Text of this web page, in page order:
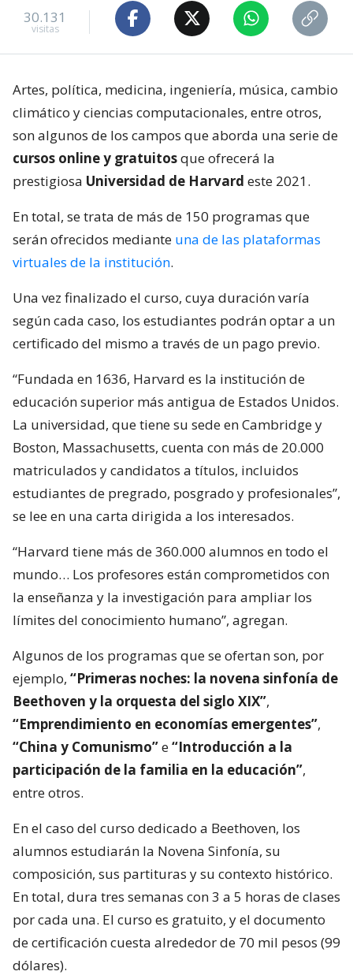
30.131
visitas
Artes, política, medicina, ingeniería, música, cambio
climático y ciencias computacionales, entre otros,
son algunos de los campos que aborda una serie de
cursos online y gratuitosque ofrecerá la
prestigiosa Universidad de Harvard este 2021.
En total, se trata de más de 150 programas que
serán ofrecidos mediante una de las plataformas
virtuales de la institución.
Una vez finalizado el curso, cuya duración varía
según cada caso, los estudiantes podrán optar a un
certificado del mismo a través de un pago previo.
“Fundada en 1636, Harvard es la institución de
educación superior más antigua de Estados Unidos.
La universidad, que tiene su sede en Cambridge y
Boston, Massachusetts, cuenta con más de 20.000
matriculados y candidatos a títulos, incluidos
estudiantes de pregrado, posgrado y profesionales”,
se lee en una carta dirigida a los interesados.
“Harvard tiene más de 360.000 alumnos en todo el
mundo… Los profesores están comprometidos con
la enseñanza y la investigación para ampliar los
límites del conocimiento humano”, agregan.
Algunos de los programas que se ofertan son, por
ejemplo, “Primeras noches: la novena sinfonía de
Beethoven y la orquesta del siglo XIX”,
“Emprendimiento en economías emergentes”,
“China y Comunismo”e“Introducción a la
participación de la familia en la educación”,
entre otros.
En el caso del curso dedicado a Beethoven, los
alumnos estudiarán la Novena Sinfonía, su
composición, sus partituras y su contexto histórico.
En total, dura tres semanas con 3 a 5 horas de clases
por cada una. El curso es gratuito, y el documento
de certificación cuesta alrededor de 70 mil pesos (99
dólares).